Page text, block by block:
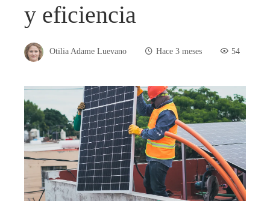
y eficiencia
Otilia Adame Luevano Hace 3 meses 54